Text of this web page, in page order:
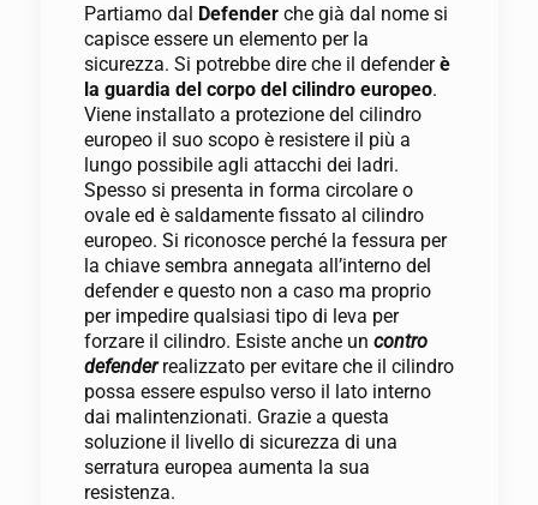
Partiamo dal Defenderche già dal nome si
capisce essere un elemento per la
sicurezza. Si potrebbe dire che il defenderè
la guardia del corpo del cilindro europeo.
Viene installato a protezione del cilindro
europeo il suo scopo è resistere il più a
lungo possibile agli attacchi dei ladri.
Spesso si presenta in forma circolare o
ovale ed è saldamente fissato al cilindro
europeo. Si riconosce perché la fessura per
la chiave sembra annegata all’interno del
defender e questo non a caso ma proprio
per impedire qualsiasi tipo di leva per
forzare il cilindro. Esiste anche un contro
defenderrealizzato per evitare che il cilindro
possa essere espulso verso il lato interno
dai malintenzionati. Grazie a questa
soluzione il livello di sicurezza di una
serratura europea aumenta la sua
resistenza.